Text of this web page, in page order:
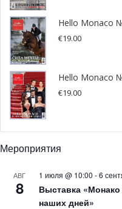
который станет одним
путешествия.
“Я всю жизнь посвятил
меня есть право
кругосветное
с тех пор, когда моя
понял, что все что ни
Hello Monaco
€19.00
Hello Monaco
€19.00
Мероприятия
АВГ
8
1 июля @ 10:00 -6
Выставка
наших дней»